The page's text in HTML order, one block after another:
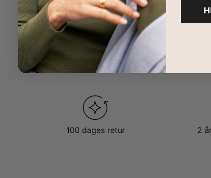
100 dages retur 2